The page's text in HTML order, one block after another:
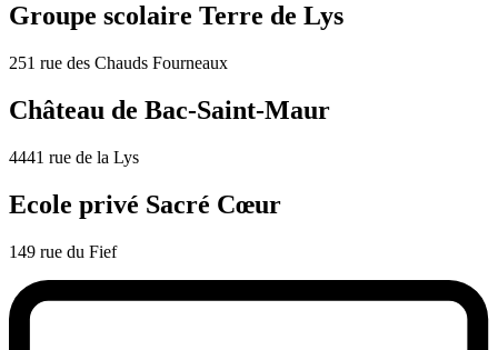
Groupe scolaire Terre de Lys
251 rue des Chauds Fourneaux
Château de Bac-Saint-Maur
4441 rue de la Lys
Ecole privé Sacré Cœur
149 rue du Fief